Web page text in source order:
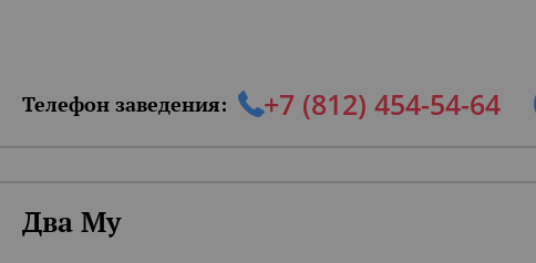
Телефон заведения: +7 (812) 454-54-64
Два Му